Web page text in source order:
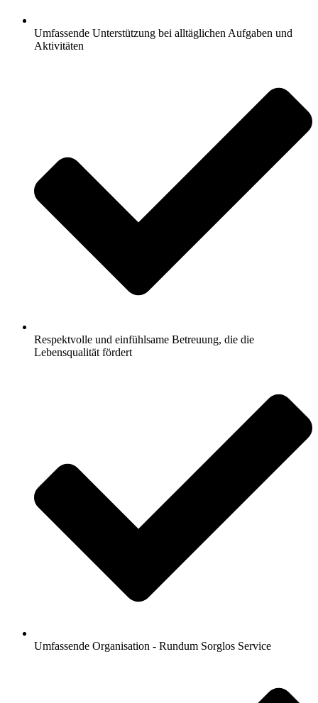
Umfassende Unterstützung bei alltäglichen Aufgaben und
Aktivitäten
Respektvolle und einfühlsame Betreuung, die die
Lebensqualität fördert
Umfassende Organisation - Rundum Sorglos Service